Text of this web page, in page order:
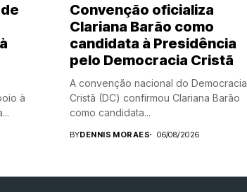
à
Convenção oficializa
Clariana Barão como
candidata à Presidência
pelo Democracia Cristã
A convenção nacional do Democracia
Cristã (DC) confirmou Clariana Barão
como candidata...
BYDENNIS MORAES 06/08/2026